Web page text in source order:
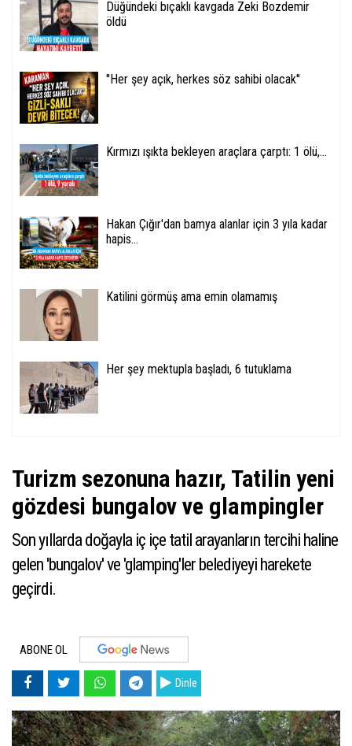
Düğündeki bıçaklı kavgada Zeki Bozdemir
öldü
''Her şey açık, herkes söz sahibi olacak''
Kırmızı ışıkta bekleyen araçlara çarptı: 1 ölü,...
Hakan Çığır'dan bamya alanlar için 3 yıla kadar
hapis...
Katilini görmüş ama emin olamamış
Her şey mektupla başladı, 6 tutuklama
Turizm sezonuna hazır, Tatilin yeni
gözdesi bungalov ve glampingler
Son yıllarda doğayla iç içe tatil arayanların tercihi haline
gelen 'bungalov' ve 'glamping'ler belediyeyi harekete
geçirdi.
ABONE OL
Dinle